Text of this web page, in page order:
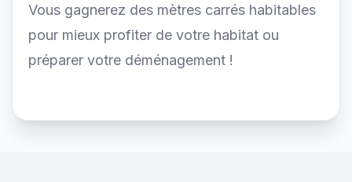
Vous gagnerez des mètres carrés habitables
pour mieux profiter de votre habitat ou
préparer votre déménagement !